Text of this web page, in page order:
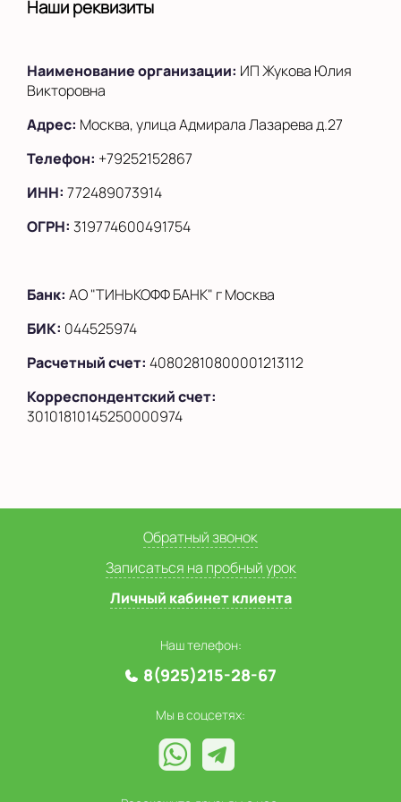
на Беломорской
на Коломенской
области
Показать на карте
Выбрать другой город
Наши реквизиты
Наименование организации: ИП Жукова Юлия
Викторовна
Адрес: Москва, улица Адмирала Лазарева д.27
Телефон: +79252152867
ИНН: 772489073914
ОГРН: 319774600491754
Банк: АО "ТИНЬКОФФ БАНК" г Москва
БИК: 044525974
Расчетный счет: 40802810800001213112
Корреспондентский счет:
30101810145250000974
Обратный звонок
Записаться на пробный урок
Личный кабинет клиента
Наш телефон:
8(925)215-28-67
Мы в соцсетях: